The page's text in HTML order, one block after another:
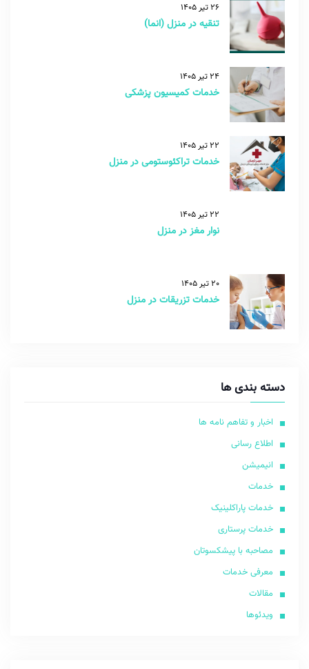
26 تیر 1405
تنقیه در منزل (انما)
24 تیر 1405
خدمات کمیسیون پزشکی
22 تیر 1405
خدمات تراکئوستومی در منزل
22 تیر 1405
نوار مغز در منزل
20 تیر 1405
خدمات تزریقات در منزل
دسته بندی ها
اخبار و تفاهم نامه ها
اطلاع رسانی
انیمیشن
خدمات
خدمات پاراکلینیک
خدمات پرستاری
مصاحبه با پیشکسوتان
معرفی خدمات
مقالات
ویدئوها